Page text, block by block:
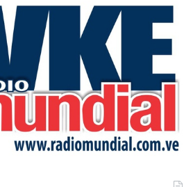
a